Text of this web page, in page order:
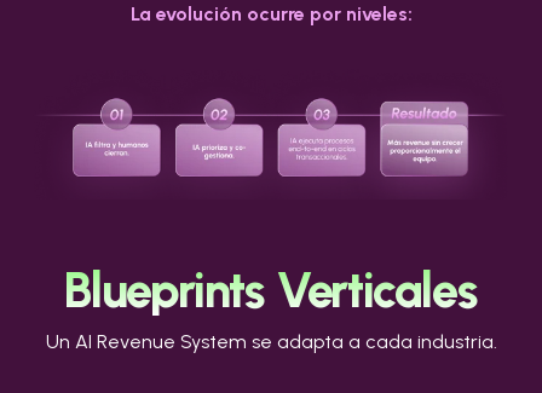
La evolución ocurre por niveles:
Blueprints Verticales
Un AI Revenue System se adapta a cada industria.